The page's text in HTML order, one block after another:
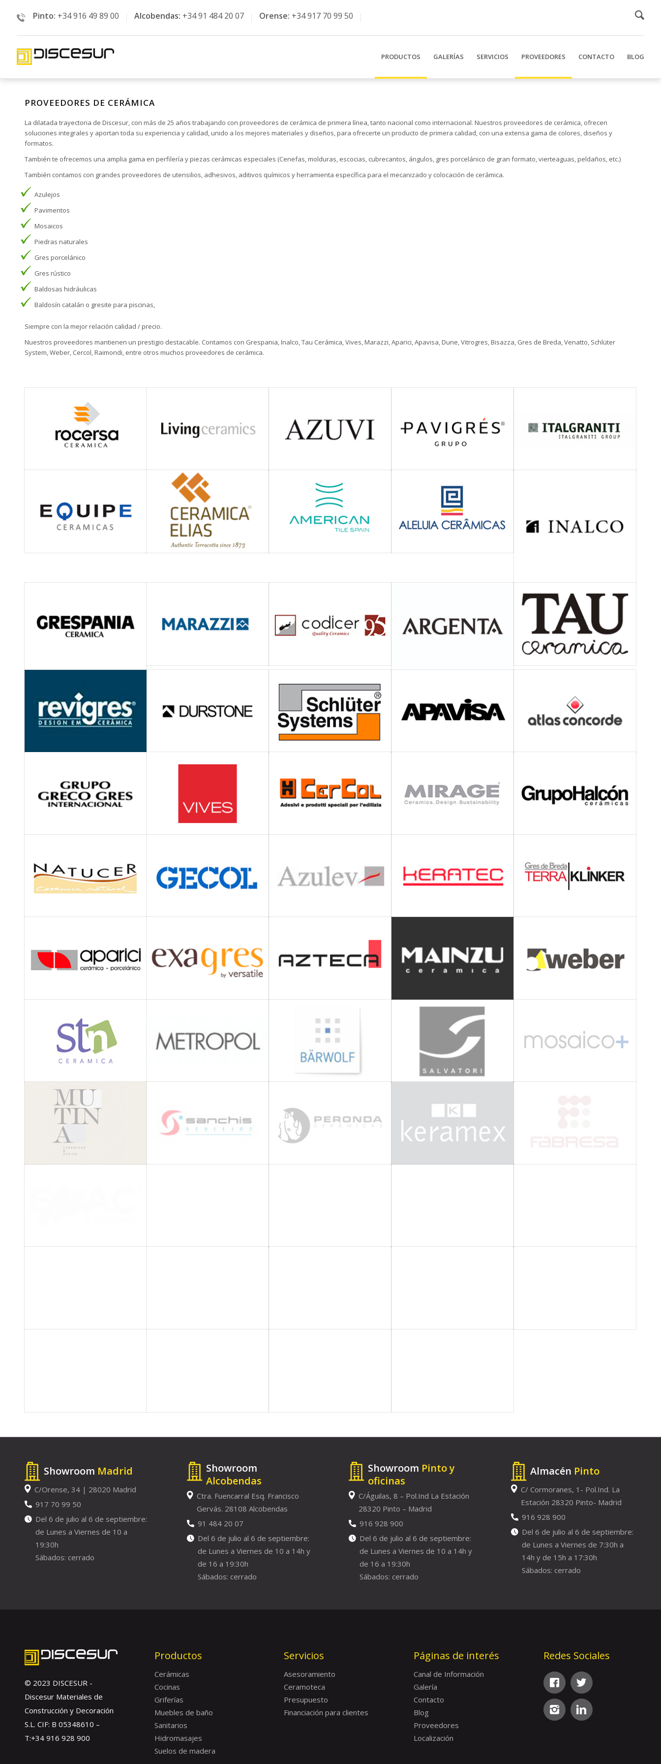
Pinto: +34 916 49 89 00 Alcobendas: +34 91 484 20 07 Orense: +34 917 70 99 50
PRODUCTOS GALERÍAS SERVICIOS PROVEEDORES CONTACTO BLOG
PROVEEDORES DE CERÁMICA
La dilatada trayectoria de Discesur, con más de 25 años trabajando con proveedores de cerámica de primera línea, tanto nacional como internacional. Nuestros proveedores de cerámica, ofrecen
soluciones integrales y aportan toda su experiencia y calidad, unido a los mejores materiales y diseños, para ofrecerte un producto de primera calidad, con una extensa gama de colores, diseños y
formatos.
También te ofrecemos una amplia gama en perfilería y piezas cerámicas especiales (Cenefas, molduras, escocias, cubrecantos, ángulos, gres porcelánico de gran formato, vierteaguas, peldaños, etc.)
También contamos con grandes proveedores de utensilios, adhesivos, aditivos químicos y herramienta específica para el mecanizado y colocación de cerámica.
Azulejos
Pavimentos
Mosaicos
Piedras naturales
Gres porcelánico
Gres rústico
Baldosas hidráulicas
Baldosín catalán o gresite para piscinas,
Siempre con la mejor relación calidad / precio.
Nuestros proveedores mantienen un prestigio destacable. Contamos con Grespania, Inalco, Tau Cerámica, Vives, Marazzi, Aparici, Apavisa, Dune, Vitrogres, Bisazza, Gres de Breda, Venatto, Schlüter
System, Weber, Cercol, Raimondi, entre otros muchos proveedores de cerámica.
Showroom Madrid
C/Orense, 34 | 28020 Madrid
917 70 99 50
Del 6 de julio al 6 de septiembre:
de Lunes a Viernes de 10 a
19:30h
Sábados: cerrado
Showroom
Alcobendas
Ctra. Fuencarral Esq. Francisco
Gervás. 28108 Alcobendas
91 484 20 07
Del 6 de julio al 6 de septiembre:
de Lunes a Viernes de 10 a 14h y
de 16 a 19:30h
Sábados: cerrado
Showroom Pinto y
oficinas
C/Águilas, 8 – Pol.Ind La Estación
28320 Pinto – Madrid
916 928 900
Del 6 de julio al 6 de septiembre:
de Lunes a Viernes de 10 a 14h y
de 16 a 19:30h
Sábados: cerrado
Almacén Pinto
C/ Cormoranes, 1- Pol.Ind. La
Estación 28320 Pinto- Madrid
916 928 900
Del 6 de julio al 6 de septiembre:
de Lunes a Viernes de 7:30h a
14h y de 15h a 17:30h
Sábados: cerrado
© 2023 DISCESUR -
Discesur Materiales de
Construcción y Decoración
S.L. CIF: B 05348610 –
T:+34 916 928 900
Productos
Cerámicas
Cocinas
Griferías
Muebles de baño
Sanitarios
Hidromasajes
Suelos de madera
Servicios
Asesoramiento
Ceramoteca
Presupuesto
Financiación para clientes
Páginas de interés
Canal de Información
Galería
Contacto
Blog
Proveedores
Localización
Redes Sociales